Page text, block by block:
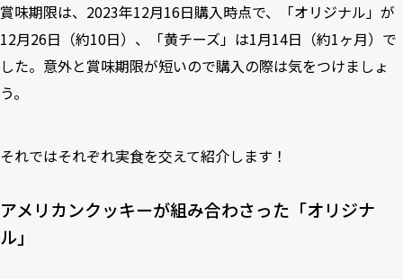
賞味期限は、2023年12月16日購入時点で、「オリジナル」が
12月26日（約10日）、「黄チーズ」は1月14日（約1ヶ月）で
した。意外と賞味期限が短いので購入の際は気をつけましょ
う。
それではそれぞれ実食を交えて紹介します！
アメリカンクッキーが組み合わさった「オリジナ
ル」